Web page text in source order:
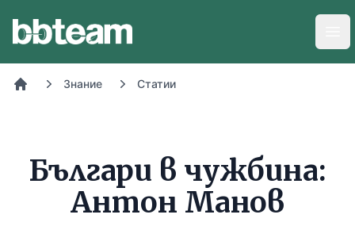
Знание Статии
Българи в чужбина:
Антон Манов